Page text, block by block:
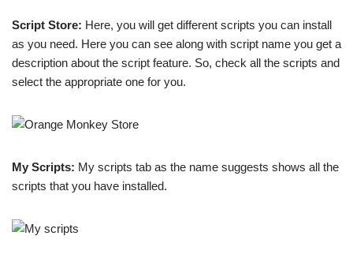
Script Store: Here, you will get different scripts you can install
as you need. Here you can see along with script name you get a
description about the script feature. So, check all the scripts and
select the appropriate one for you.
My Scripts: My scripts tab as the name suggests shows all the
scripts that you have installed.